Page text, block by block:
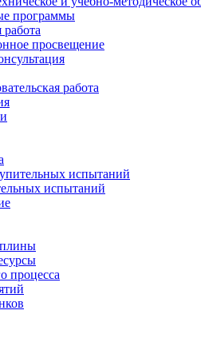
программы
работа
просвещение
работа
испытаний
испытаний
процесса